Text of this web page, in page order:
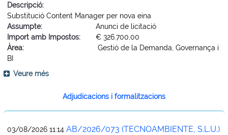
Descripció:
Substitució Content Manager per nova eina
Assumpte:
Anunci de licitació
Import amb Impostos:
€ 326.700,00
Àrea:
Gestió de la Demanda, Governança i
BI
Veure més
Adjudicacions i formalitzacions
03/08/2026 11:14 AB/2026/073 (TECNOAMBIENTE, S.L.U.)